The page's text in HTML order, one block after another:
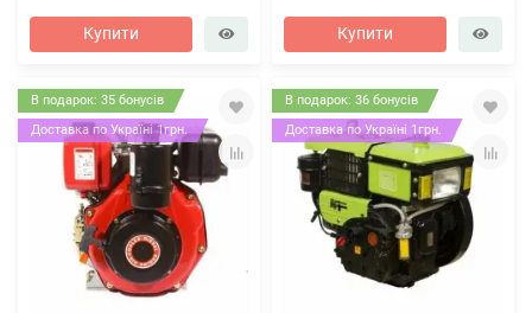
Купити Купити
В подарок: 35 бонусів
Доставка по Україні 1грн.
В подарок: 36 бонусів
Доставка по Україні 1грн.